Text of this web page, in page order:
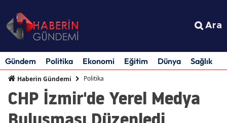
Ara
Gündem Politika Ekonomi Eğitim Dünya Sağlık
Haberin Gündemi Politika
CHP İzmir'de Yerel Medya